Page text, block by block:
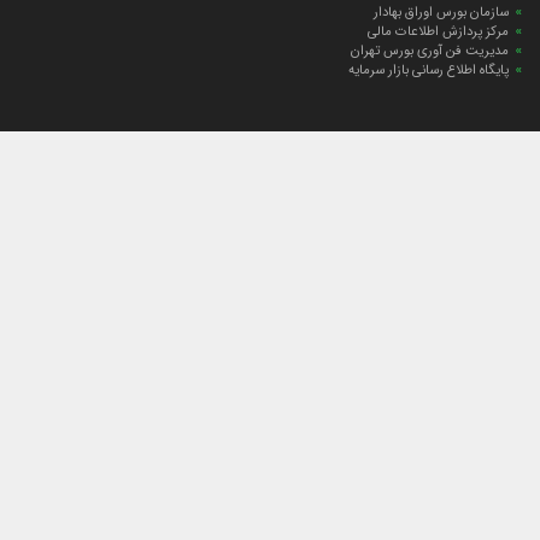
سازمان بورس اوراق بهادار
مرکز پردازش اطلاعات مالی
مدیریت فن آوری بورس تهران
پایگاه اطلاع رسانی بازار سرمایه
ارتباط با صندوق